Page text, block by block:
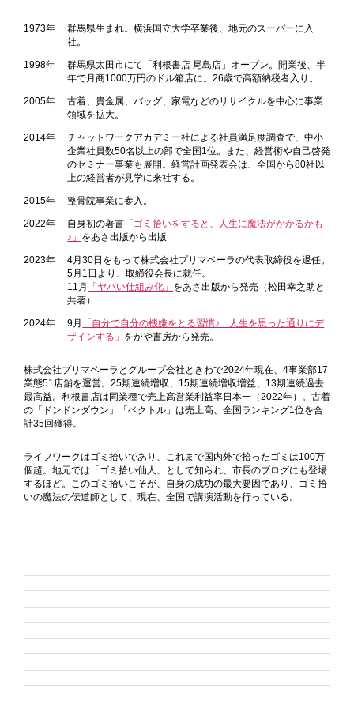
1973年
群馬県生まれ。横浜国立大学卒業後、地元のスーパーに入
社。
1998年
群馬県太田市にて「利根書店 尾島店」オープン。開業後、半
年で月商1000万円のドル箱店に。26歳で高額納税者入り。
2005年
古着、貴金属、バッグ、家電などのリサイクルを中心に事業
領域を拡大。
2014年
チャットワークアカデミー社による社員満足度調査で、中小
企業社員数50名以上の部で全国1位。また、経営術や自己啓発
のセミナー事業も展開。経営計画発表会は、全国から80社以
上の経営者が見学に来社する。
2015年 整骨院事業に参入。
2022年 自身初の著書 「ゴミ拾いをすると、人生に魔法がかかるかも
♪」 をあさ出版から出版
2023年
4月30日をもって株式会社プリマベーラの代表取締役を退任。
5月1日より、取締役会長に就任。
11月
「ヤバい仕組み化」 をあさ出版から発売（松田幸之助と
共著）
2024年 9月
「自分で自分の機嫌をとる習慣♪ 人生を思った通りにデ
ザインする」 をかや書房から発売。
株式会社プリマベーラとグループ会社ときわで2024年現在、4事業部17
業態51店舗を運営。25期連続増収、15期連続増収増益、13期連続過去
最高益。利根書店は同業種で売上高営業利益率日本一（2022年）。古着
の「ドンドンダウン」「ベクトル」は売上高、全国ランキング1位を合
計35回獲得。
ライフワークはゴミ拾いであり、これまで国内外で拾ったゴミは100万
個超。地元では「ゴミ拾い仙人」として知られ、市長のブログにも登場
するほど。このゴミ拾いこそが、自身の成功の最大要因であり、ゴミ拾
いの魔法の伝道師として、現在、全国で講演活動を行っている。